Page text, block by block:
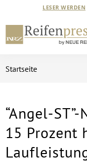
LESER WERDEN
Startseite
“Angel-
15 Prozent